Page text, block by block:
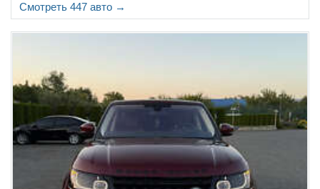
Смотреть 447 авто →